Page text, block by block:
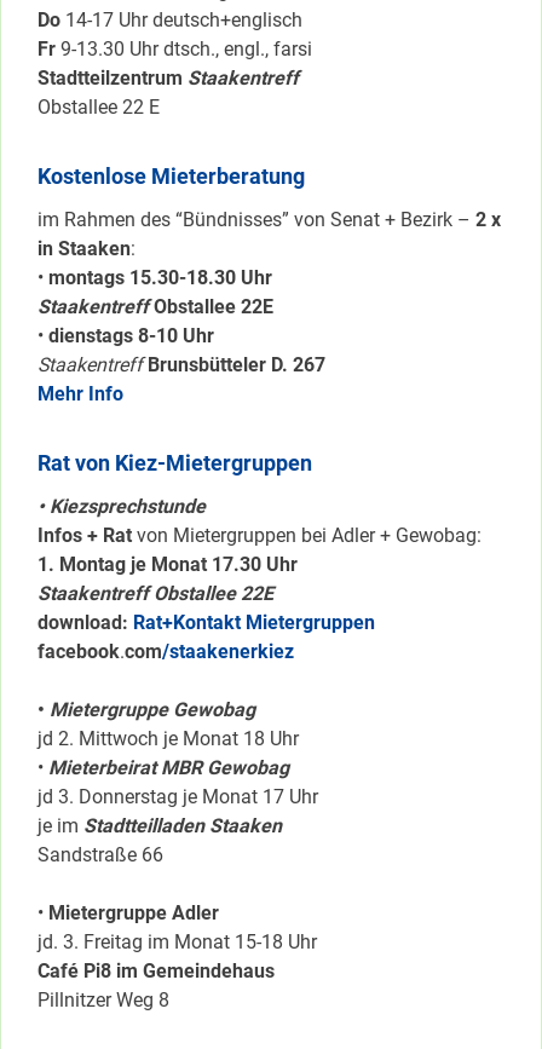
Do 14-17 Uhr deutsch+englisch
Fr 9-13.30 Uhr dtsch., engl., farsi
Stadtteilzentrum Staakentreff
Obstallee 22 E
Kostenlose Mieterberatung
im Rahmen des “Bündnisses” von Senat + Bezirk – 2 x
in Staaken:
• montags 15.30-18.30 Uhr
Staakentreff Obstallee 22E
• dienstags 8-10 Uhr
Staakentreff Brunsbütteler D. 267
Mehr Info
Rat von Kiez-Mietergruppen
• Kiezsprechstunde
Infos + Rat von Mietergruppen bei Adler + Gewobag:
1. Montag je Monat 17.30 Uhr
Staakentreff Obstallee 22E
download: Rat+Kontakt Mietergruppen
facebook.com/staakenerkiez
• Mietergruppe Gewobag
jd 2. Mittwoch je Monat 18 Uhr
• Mieterbeirat MBR Gewobag
jd 3. Donnerstag je Monat 17 Uhr
je im Stadtteilladen Staaken
Sandstraße 66
• Mietergruppe Adler
jd. 3. Freitag im Monat 15-18 Uhr
Café Pi8 im Gemeindehaus
Pillnitzer Weg 8